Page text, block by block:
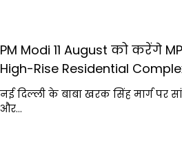
PM Modi 11 August को करेंगे
High-Rise Residential
नई दिल्ली के बाबा खरक सिंह मार्ग पर
और…